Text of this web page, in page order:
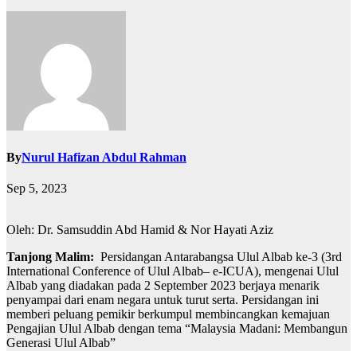
ByNurul Hafizan Abdul Rahman
Sep 5, 2023
Oleh: Dr. Samsuddin Abd Hamid & Nor Hayati Aziz
Tanjong Malim: Persidangan Antarabangsa Ulul Albab ke-3 (3rd
International Conference of Ulul Albab– e-ICUA), mengenai Ulul
Albab yang diadakan pada 2 September 2023 berjaya menarik
penyampai dari enam negara untuk turut serta. Persidangan ini
memberi peluang pemikir berkumpul membincangkan kemajuan
Pengajian Ulul Albab dengan tema “Malaysia Madani: Membangun
Generasi Ulul Albab”